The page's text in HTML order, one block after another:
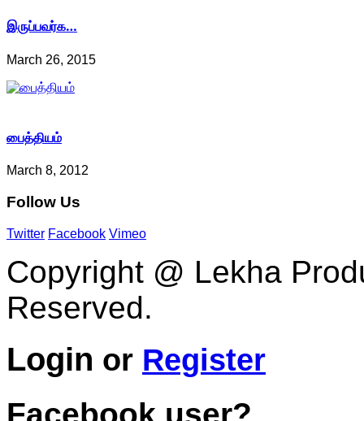
இருப்பவர்க…
March 26, 2015
பைத்தியம்
March 8, 2012
Follow Us
Twitter Facebook Vimeo
Copyright @ Lekha
Reserved.
Login or Register
Facebook user?